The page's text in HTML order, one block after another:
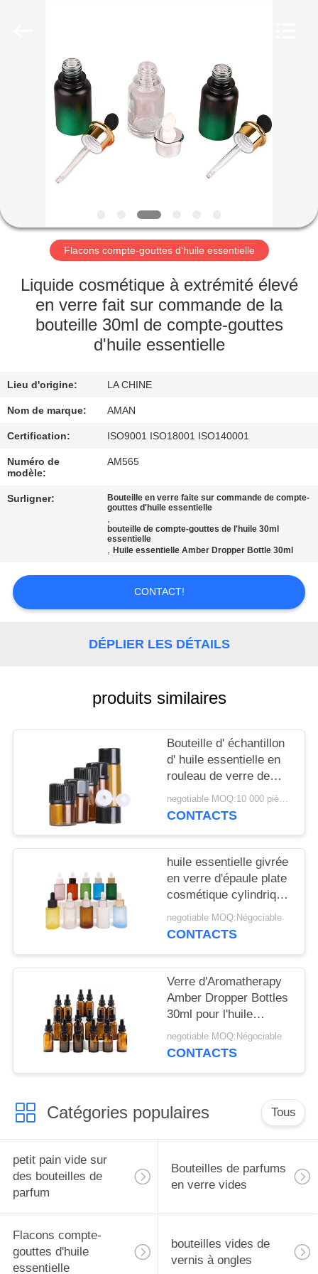
MAISON
PRODUITS
VIDÉOS
LE
SPECTACLE
PROPOS
VISITE
DE
L'USINE
CONTRÔLE
CONTACTEZ-
NOUS
NOUVELLES
DEMANDEZ
DEVIS
PLAN
DU
PRIVACY
Flacons compte-gouttes d'huile essentielle
Liquide cosmétique à extrémité élevé
en verre fait sur commande de la
bouteille 30ml de compte-gouttes
d'huile essentielle
Lieu d'origine: LA CHINE
Nom de marque: AMAN
Certification: ISO9001 ISO18001 ISO140001
Numéro de
modèle:
AM565
Surligner:
Bouteille en verre faite sur commande de compte-
gouttes d'huile essentielle
,
bouteille de compte-gouttes de l'huile 30ml
essentielle
,Huile essentielle Amber Dropper Bottle 30ml
CONTACT!
DÉPLIER LES DÉTAILS
produits similaires
Bouteille d' échantillon
d' huile essentielle en
rouleau de verre de
couleur 2 ml 3 ml 5 ml negotiable MOQ:10 000 pièces
CONTACTS
huile essentielle givrée
en verre d'épaule plate
cosmétique cylindrique
d'essence de bouteille
du compte-gouttes
negotiable MOQ:Négociable
CONTACTS
Verre d'Aromatherapy
Amber Dropper Bottles
30ml pour l'huile
essentielle
negotiable MOQ:Négociable
CONTACTS
Catégories populaires Tous
petit pain vide sur
des bouteilles de
parfum
Bouteilles de parfums
en verre vides
Flacons compte-
gouttes d'huile
essentielle
bouteilles vides de
vernis à ongles